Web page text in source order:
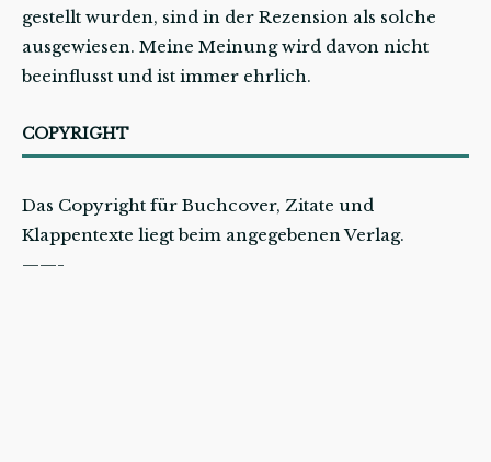
gestellt wurden, sind in der Rezension als solche
ausgewiesen. Meine Meinung wird davon nicht
beeinflusst und ist immer ehrlich.
COPYRIGHT
Das Copyright für Buchcover, Zitate und
Klappentexte liegt beim angegebenen Verlag.
——-